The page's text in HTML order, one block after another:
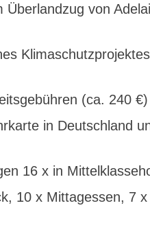
Überlandzug von
(ca. 240 €)
in Deutschland
16 x in
10 x Mittagessen, 7 x